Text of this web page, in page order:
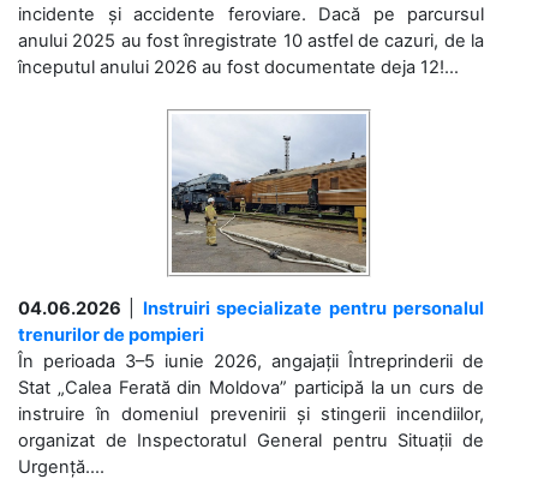
incidente și accidente feroviare. Dacă pe parcursul
anului 2025 au fost înregistrate 10 astfel de cazuri, de la
începutul anului 2026 au fost documentate deja 12!...
04.06.2026
Instruiri specializate pentru personalul
trenurilor de pompieri
În perioada 3–5 iunie 2026, angajații Întreprinderii de
Stat „Calea Ferată din Moldova” participă la un curs de
instruire în domeniul prevenirii și stingerii incendiilor,
organizat de Inspectoratul General pentru Situații de
Urgență....